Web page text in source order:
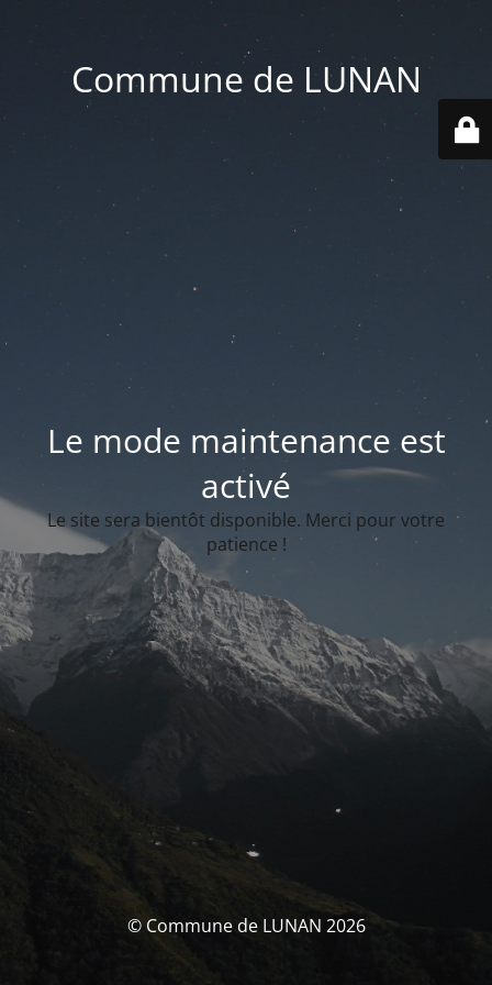
Commune de LUNAN
Le mode maintenance est
activé
Le site sera bientôt disponible. Merci pour votre
patience !
© Commune de LUNAN 2026